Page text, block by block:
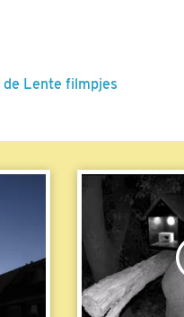
Lente filmpjes